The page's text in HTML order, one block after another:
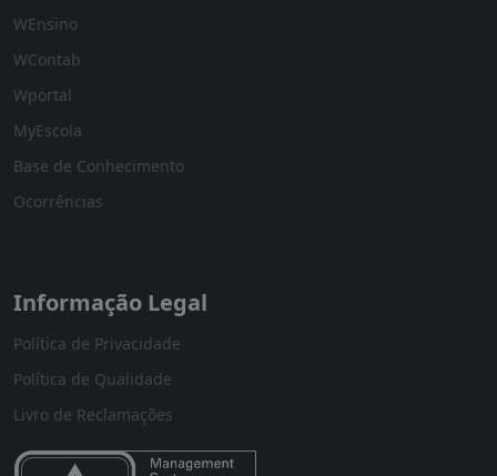
WEnsino
WContab
Wportal
MyEscola
Base de Conhecimento
Ocorrências
Informação Legal
Política de Privacidade
Política de Qualidade
Livro de Reclamações